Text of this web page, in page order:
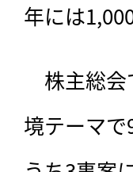
年には
株主総会
境テーマ